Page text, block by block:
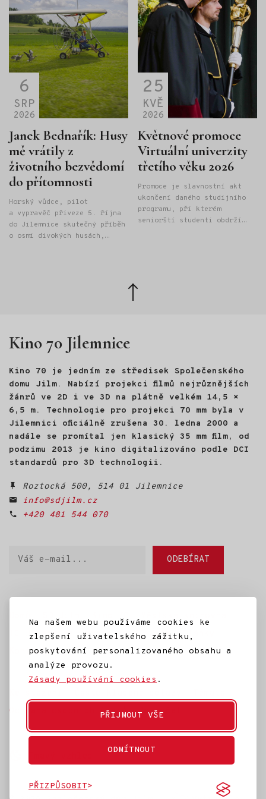
Na našem webu používáme cookies ke
zlepšení uživatelského zážitku,
poskytování personalizovaného obsahu a
analýze provozu.
Zásady používání cookies .
PŘIJMOUT VŠE
ODMÍTNOUT
PŘIZPŮSOBIT
6
SRP
2026
Janek Bednařík: Husy
mě vrátily z
životního bezvědomí
do přítomnosti
Horský vůdce, pilot
a vypravěč přiveze 5. října
do Jilemnice skutečný příběh
o osmi divokých husách,
a manažerskou práci. Právě
tehdy se ocitl na životní
dál, našel na nečekaném
místě: ve světě divokých
hus. Na Velikonoce roku 2022
se mu vylíhlo osm housat.
Půl roku s nimi žil, učil je
poznávat svět a nakonec
s nimi létal na rogale nad
Českým rájem. Z této
zkušenosti vznikl HUSOPAS -
o husách, o člověku
a o návratu k sobě.
25
KVĚ
2026
Květnové promoce
Virtuální univerzity
třetího věku 2026
Promoce je slavnostní akt
ukončení daného studijního
programu, při kterém
seniorští studenti obdrží
Zpět
nahoru
Kino 70 Jilemnice
Kino 70 je jedním ze středisek Společenského
domu Jilm. Nabízí projekci filmů nejrůznějších
žánrů ve 2D i ve 3D na plátně velkém 14,5 ×
6,5 m. Technologie pro projekci 70 mm byla v
Jilemnici oficiálně zrušena 30. ledna 2000 a
nadále se promítal jen klasický 35 mm film, od
podzimu 2013 je kino digitalizováno podle DCI
standardů pro 3D technologii.
Roztocká 500, 514 01 Jilemnice
info@sdjilm.cz
+420 481 544 070
ODEBÍRAT
SD Jilm Kino 70
Městská knihovna
IC Jilemnice
Projekty SD Jilm
Články
Kontakt
Ochrana osobních údajů
Rozpočet